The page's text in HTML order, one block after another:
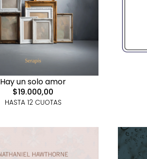
Hay un solo amor
$19.000,00
HASTA 12 CUOTAS